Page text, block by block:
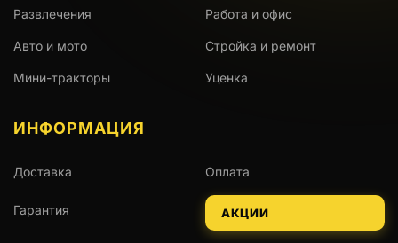
Развлечения Работа и офис
Авто и мото Стройка и ремонт
Мини-тракторы Уценка
ИНФОРМАЦИЯ
Доставка Оплата
Гарантия АКЦИИ